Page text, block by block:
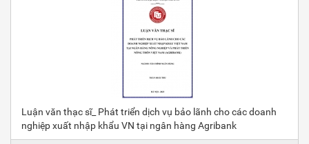
Luận văn thạc sĩ_ Phát triển dịch vụ bảo lãnh cho các doanh
nghiệp xuất nhập khẩu VN tại ngân hàng Agribank